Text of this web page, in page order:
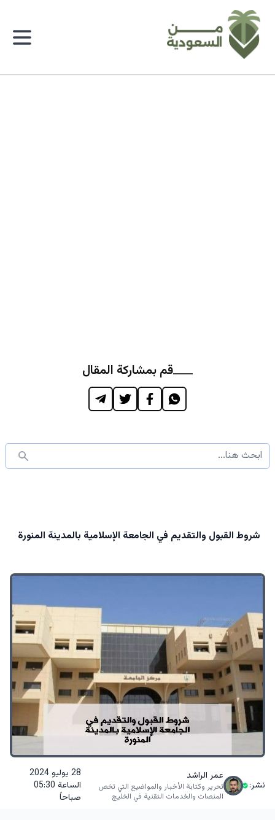
قم بمشاركة المقال
شروط القبول والتقديم في الجامعة الإسلامية بالمدينة المنورة
نشر:
عمر الراشد
تحرير وكتابة الأخبار والمواضيع التي تخص
المنصات والخدمات التقنية في الخليج
28 يوليو 2024
الساعة 05:30
صباحاً